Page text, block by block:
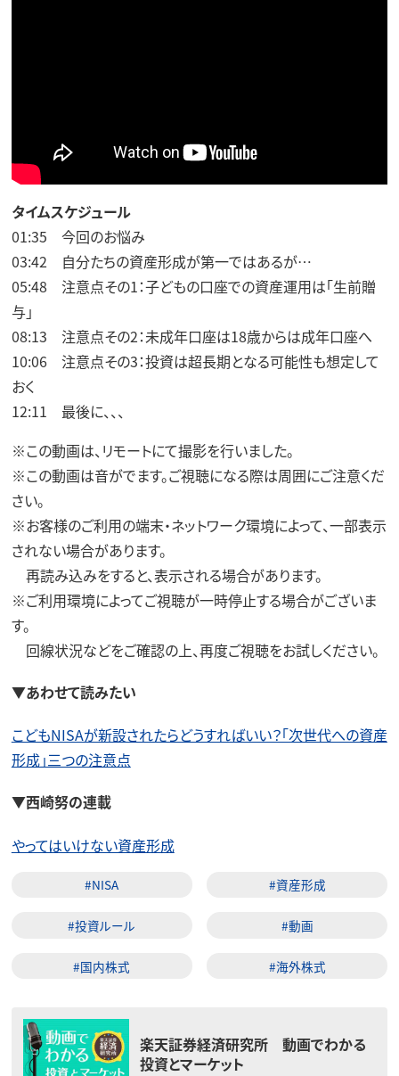
タイムスケジュール
01:35 今回のお悩み
03:42 自分たちの資産形成が第一ではあるが…
05:48 注意点その1：子どもの口座での資産運用は「生前贈
与」
08:13 注意点その2：未成年口座は18歳からは成年口座へ
10:06 注意点その3：投資は超長期となる可能性も想定して
おく
12:11 最後に、、、
※この動画は、リモートにて撮影を行いました。
※この動画は音がでます。ご視聴になる際は周囲にご注意くだ
さい。
※お客様のご利用の端末・ネットワーク環境によって、一部表示
されない場合があります。
再読み込みをすると、表示される場合があります。
※ご利用環境によってご視聴が一時停止する場合がございま
す。
回線状況などをご確認の上、再度ご視聴をお試しください。
▼あわせて読みたい
こどもNISAが新設されたらどうすればいい？「次世代への資産
形成」三つの注意点
▼西崎努の連載
やってはいけない資産形成
#NISA #資産形成
#投資ルール #動画
#国内株式 #海外株式
楽天証券経済研究所 動画でわかる
投資とマーケット